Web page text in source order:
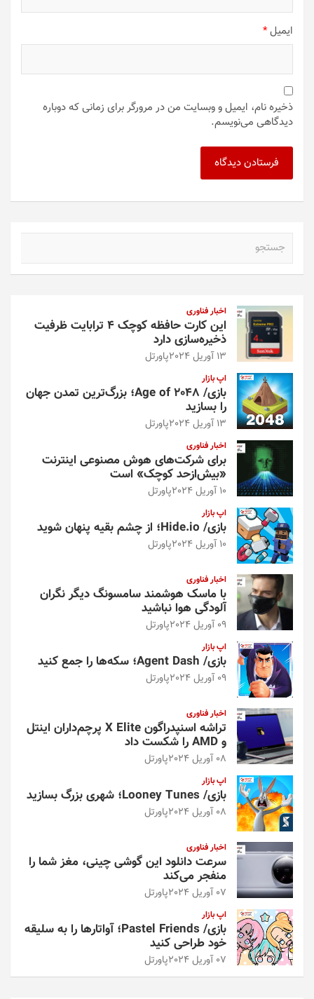
ایمیل*
ذخیره نام، ایمیل و وبسایت من در مرورگر برای زمانی که دوباره
دیدگاهی می‌نویسم.
اخبار فناوری
این کارت حافظه کوچک ۴ ترابایت ظرفیت
ذخیره‌سازی دارد
13 آوریل 2024 پاورتل
اپ بازار
بازی/ Age of 2048؛ بزرگ‌ترین تمدن جهان
را بسازید
13 آوریل 2024 پاورتل
اخبار فناوری
برای شرکت‌های هوش مصنوعی اینترنت
«بیش‌از‌حد کوچک» است
10 آوریل 2024 پاورتل
اپ بازار
بازی/ Hide.io؛ از چشم بقیه پنهان شوید
10 آوریل 2024 پاورتل
اخبار فناوری
با ماسک هوشمند سامسونگ دیگر نگران
آلودگی هوا نباشید
09 آوریل 2024 پاورتل
اپ بازار
بازی/ Agent Dash؛ سکه‌ها را جمع کنید
09 آوریل 2024 پاورتل
اخبار فناوری
تراشه اسنپدراگون X Elite پرچم‌داران اینتل
و AMD را شکست داد
08 آوریل 2024 پاورتل
اپ بازار
بازی/ Looney Tunes؛ شهری بزرگ بسازید
08 آوریل 2024 پاورتل
اخبار فناوری
سرعت دانلود این گوشی چینی، مغز شما را
منفجر می‌کند
07 آوریل 2024 پاورتل
اپ بازار
بازی/ Pastel Friends؛ آواتارها را به سلیقه
خود طراحی کنید
07 آوریل 2024 پاورتل